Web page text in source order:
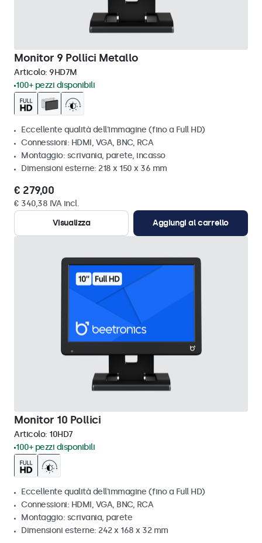
Monitor 9 Pollici Metallo
Articolo: 9HD7M
100+ pezzi disponibili
Eccellente qualità dell'immagine (fino a Full HD)
Connessioni: HDMI, VGA, BNC, RCA
Montaggio: scrivania, parete, incasso
Dimensioni esterne: 218 x 150 x 36 mm
€ 279,00
€ 340,38 IVA incl.
Visualizza
Aggiungi al carrello
Monitor 10 Pollici
Articolo: 10HD7
100+ pezzi disponibili
Eccellente qualità dell'immagine (fino a Full HD)
Connessioni: HDMI, VGA, BNC, RCA
Montaggio: scrivania, parete
Dimensioni esterne: 242 x 168 x 32 mm